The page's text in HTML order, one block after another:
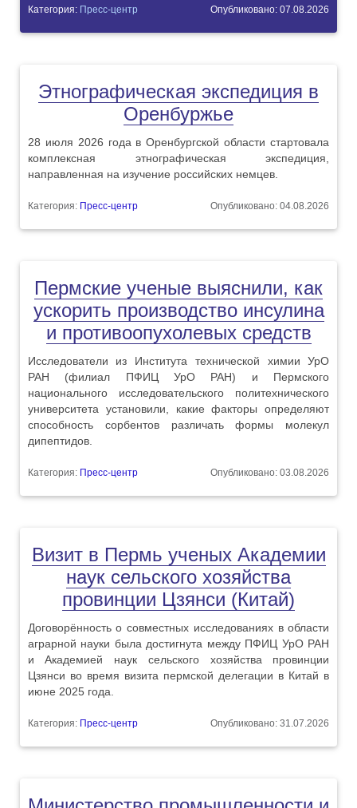
Категория: Пресс-центр Опубликовано: 07.08.2026
Этнографическая экспедиция в
Оренбуржье
28 июля 2026 года в Оренбургской области стартовала
комплексная этнографическая экспедиция,
направленная на изучение российских немцев.
Категория: Пресс-центр Опубликовано: 04.08.2026
Пермские ученые выяснили, как
ускорить производство инсулина
и противоопухолевых средств
Исследователи из Института технической химии УрО
РАН (филиал ПФИЦ УрО РАН) и Пермского
национального исследовательского политехнического
университета установили, какие факторы определяют
способность сорбентов различать формы молекул
дипептидов.
Категория: Пресс-центр Опубликовано: 03.08.2026
Визит в Пермь ученых Академии
наук сельского хозяйства
провинции Цзянси (Китай)
Договорённость о совместных исследованиях в области
аграрной науки была достигнута между ПФИЦ УрО РАН
и Академией наук сельского хозяйства провинции
Цзянси во время визита пермской делегации в Китай в
июне 2025 года.
Категория: Пресс-центр Опубликовано: 31.07.2026